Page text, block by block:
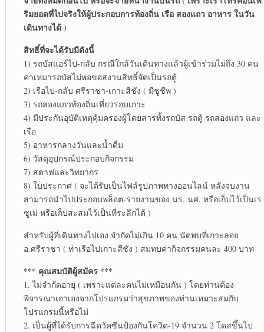
ริมยอดที่ไปจริงให้ผู้ประกอบการท้องถิ่น เรือ สองแถว อาหาร ในวัน
เดินทางได้ )
สิทธิ์ที่จะได้รับมีดังนี้
1) รถบัสแอร์ไป-กลับ กรณีใกล้วันเดินทางแล้วผู้เข้าร่วมไม่ถึง 30 คน
ค่าเหมารถบัสไม่พอขอสงวนสิทธิ์จัดเป็นรถตู้
2) เรือไป-กลับ ศรีราชา-เกาะสีชัง ( มีชูชีพ )
3) รถสองแถวท้องถิ่นเที่ยวรอบเกาะ
4) มีประกันอุบัติเหตุคุ้มครองผู้โดยสารทั้งรถบัส รถตู้ รถสองแถว และ
เรือ
5) อาหารกลางวันและน้ำดื่ม
6) วัสดุอุปกรณ์ประกอบกิจกรรม
7) สตาฟและวิทยากร
8) ใบประกาศ ( จะได้รับเป็นไฟล์รูปภาพทางออนไลน์ หลังจบงาน
สามารถนำไปประกอบพล็อต-รายงานของ นร. นศ. หรือเก็บไว้เป็นเร
ซูเม่ หรือเก็บสะสมไว้เป็นที่ระลึกได้ )
สำหรับผู้ที่เดินทางไปเอง จำกัดไม่เกิน 10 คน นัดพบที่เกาะลอย
อ.ศรีราชา ( ท่าเรือไปเกาะสีชัง ) สมทบค่ากิจกรรมคนละ 400 บาท
*** คุณสมบัติผู้สมัคร ***
1. ไม่จำกัดอายุ ( เพราะแต่ละคนไม่เหมือนกัน ) โดยท่านต้อง
พิจารณาเอาเองจากโปรแกรมว่าสุขภาพของท่านเหมาะสมกับ
โปรแกรมนี้หรือไม่
2. เป็นผู้ที่ได้รับการฉีดวัคซีนป้องกันโควิด-19 จำนวน 2 โดสขึ้นไป